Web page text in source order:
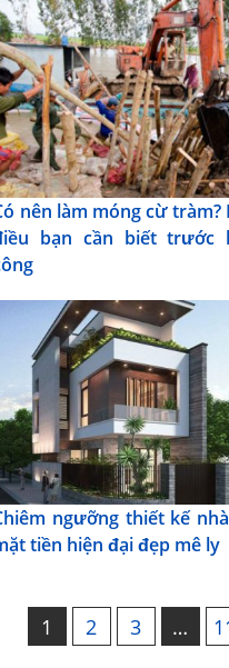
nên làm móng cừ tràm?
bạn cần biết trước
ngưỡng thiết kế
tiền hiện đại đẹp mê ly
1 2 3 …